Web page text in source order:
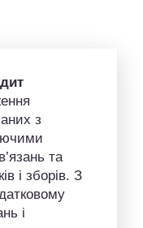
з
та
і зборів. З
і